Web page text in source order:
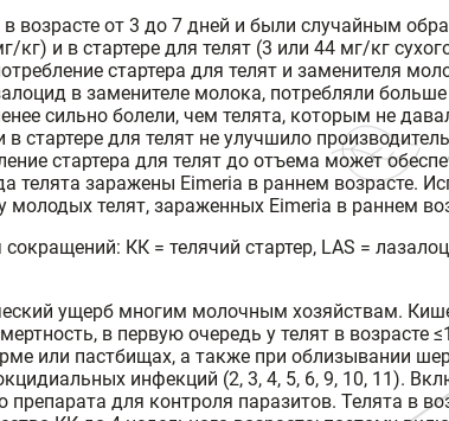
от 3 до 7 дней и были случайным
и в стартере для телят (3 или 44 мг/кг
стартера для телят и заменителя
в заменителе молока, потребляли
сильно болели, чем телята, которым не
стартере для телят не улучшило
стартера для телят до отъема может
телята заражены Eimeria в раннем возрасте.
телят, зараженных Eimeria в раннем
КК = телячий стартер, LAS =
ущерб многим молочным хозяйствам.
в первую очередь у телят в возрасте
или пастбищах, а также при облизывании
инфекций (2, 3, 4, 5, 6, 9, 10, 11).
для контроля паразитов. Телята в